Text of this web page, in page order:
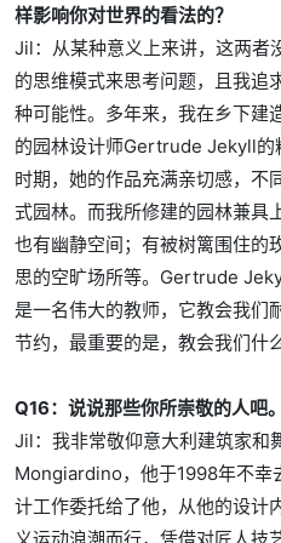
样影响你对世界的看法的？
Jil：从某种意义上来讲，这两者
的思维模式来思考问题，且我追
种可能性。多年来，我在乡下
的园林设计师Gertrude Jekyll的
时期，她的作品充满亲切感，不
式园林。而我所修建的园林兼具
也有幽静空间；有被树篱围住的
思的空旷场所等。Gertrude
是一名伟大的教师，它教会我们
节约，最重要的是，教会我们什
Q16：说说那些你所崇敬的人吧。
Jil：我非常敬仰意大利建筑家和
Mongiardino，他于1998年不幸
计工作委托给了他，从他的设计